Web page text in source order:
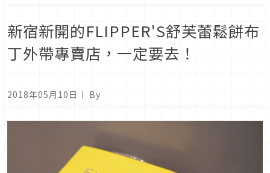
新宿新開的FLIPPER'S舒芙蕾鬆餅布
丁外帶專賣店，一定要去！
2018年05月10日 ｜ By